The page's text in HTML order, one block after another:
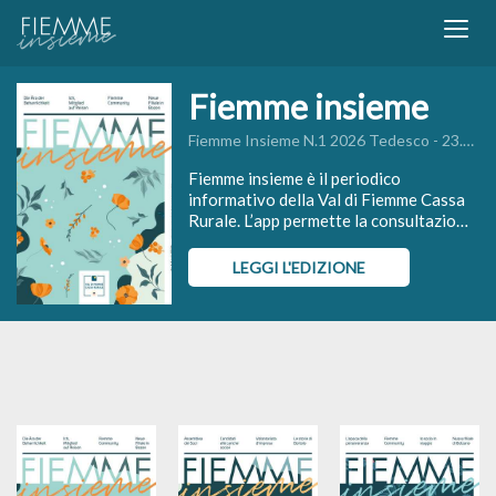
Fiemme insieme
Fiemme Insieme N.1 2026 Tedesco - 23.04.2026
Fiemme insieme è il periodico
informativo della Val di Fiemme Cassa
Rurale. L’app permette la consultazione
contenuti speciali, con la possibilità di
condividere i singoli articoli sui social
LEGGI L'EDIZIONE